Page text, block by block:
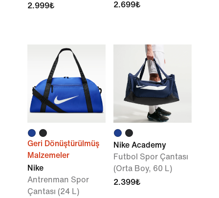
2.999₺
2.699₺
Geri Dönüştürülmüş
Malzemeler
Nike
Antrenman Spor
Çantası (24 L)
Nike Academy
Futbol Spor Çantası
(Orta Boy, 60 L)
2.399₺